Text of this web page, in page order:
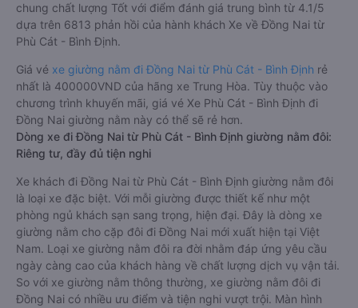
chung chất lượng Tốt với điểm đánh giá trung bình từ 4.1/5
dựa trên 6813 phản hồi của hành khách Xe về Đồng Nai từ
Phù Cát - Bình Định.
Giá vé xe giường nằm đi Đồng Nai từ Phù Cát - Bình Định rẻ
nhất là 400000VND của hãng xe Trung Hòa. Tùy thuộc vào
chương trình khuyến mãi, giá vé Xe Phù Cát - Bình Định đi
Đồng Nai giường nằm này có thể sẽ rẻ hơn.
Dòng xe đi Đồng Nai từ Phù Cát - Bình Định giường nằm đôi:
Riêng tư, đầy đủ tiện nghi
Xe khách đi Đồng Nai từ Phù Cát - Bình Định giường nằm đôi
là loại xe đặc biệt. Với mỗi giường được thiết kế như một
phòng ngủ khách sạn sang trọng, hiện đại. Đây là dòng xe
giường nằm cho cặp đôi đi Đồng Nai mới xuất hiện tại Việt
Nam. Loại xe giường nằm đôi ra đời nhằm đáp ứng yêu cầu
ngày càng cao của khách hàng về chất lượng dịch vụ vận tải.
So với xe giường nằm thông thường, xe giường nằm đôi đi
Đồng Nai có nhiều ưu điểm và tiện nghi vượt trội. Màn hình